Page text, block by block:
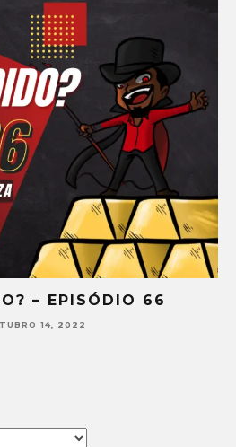
– EPISÓDIO 66
14, 2022